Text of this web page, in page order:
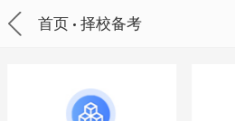
首页 择校备考